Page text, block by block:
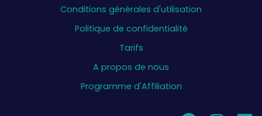
Conditions générales d'utilisation
Politique de confidentialité
Tarifs
A propos de nous
Programme d'Affiliation